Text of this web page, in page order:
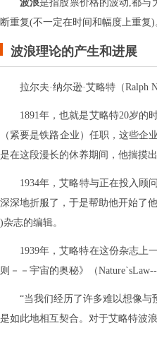
波浪是指股票价格的波动,都与
断重复(不一定在时间和幅度上重复)
波浪理论的产生和进展
拉尔夫·纳尔逊·艾略特（Ralph
1891年，也就是艾略特20岁的
（紧要是铁路企业）任职，这些
是在这段漫长的休养期间，他揣摸
1934年，艾略特与正在投入顾
深深地折服了，于是帮助他开始了
)杂志的编辑。
1939年，艾略特在这份杂志上
则－－宇宙的奥秘》（Nature`sLaw--
“当我们经历了许多难以想像
是如此地相互契合。对于艾略特波